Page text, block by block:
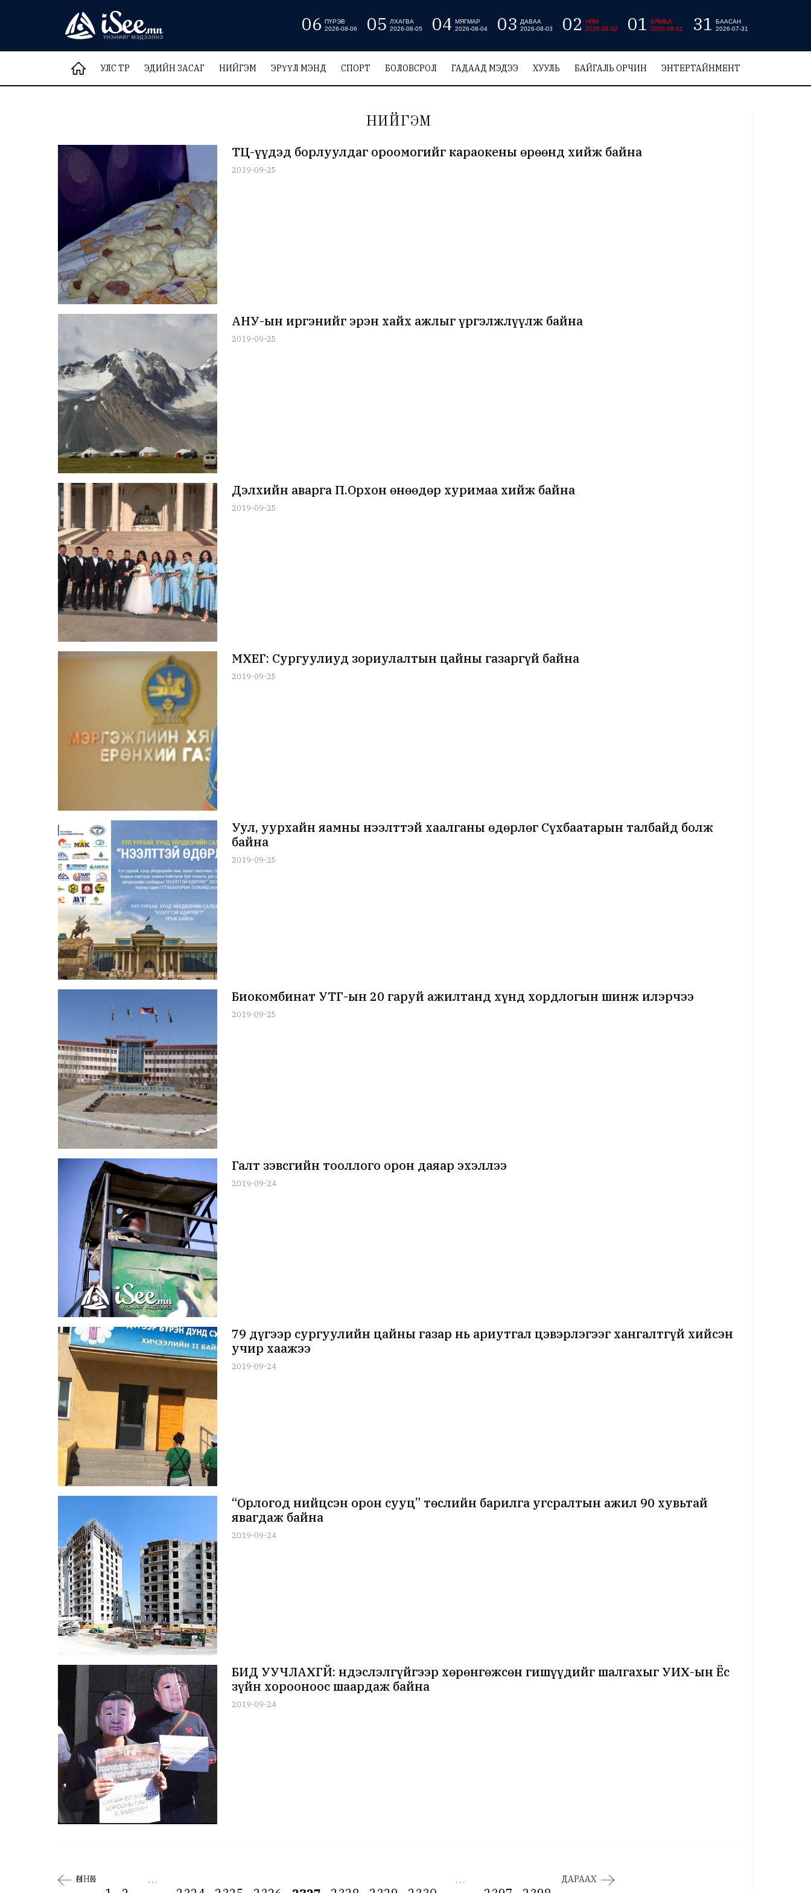
06 ПҮРЭВ
2026-08-06
05
ЛХАГВА
2026-08-05
04 МЯГМАР
2026-08-04
03
ДАВАА
2026-08-03
02
НЯМ
2026-08-02
01
БЯМБА
2026-08-01
31
БААСАН
2026-07-31
УЛС ТӨР ЭДИЙН ЗАСАГ НИЙГЭМ ЭРҮҮЛ МЭНД СПОРТ БОЛОВСРОЛ ГАДААД МЭДЭЭ ХУУЛЬ БАЙГАЛЬ ОРЧИН ЭНТЕРТАЙНМЕНТ
НИЙГЭМ
ТҮЦ-үүдэд борлуулдаг ороомогийг караокены өрөөнд хийж байна
2019-09-25
АНУ-ын иргэнийг эрэн хайх ажлыг үргэлжлүүлж байна
2019-09-25
Дэлхийн аварга П.Орхон өнөөдөр хуримаа хийж байна
2019-09-25
МХЕГ: Сургуулиуд зориулалтын цайны газаргүй байна
2019-09-25
Уул, уурхайн яамны нээлттэй хаалганы өдөрлөг Сүхбаатарын талбайд болж
байна
2019-09-25
Биокомбинат УТҮГ-ын 20 гаруй ажилтанд хүнд хордлогын шинж илэрчээ
2019-09-25
Галт зэвсгийн тооллого орон даяар эхэллээ
2019-09-24
79 дүгээр сургуулийн цайны газар нь ариутгал цэвэрлэгээг хангалтгүй хийсэн
учир хаажээ
2019-09-24
“Орлогод нийцсэн орон сууц” төслийн барилга угсралтын ажил 90 хувьтай
явагдаж байна
2019-09-24
БИД УУЧЛАХГҮЙ: Үндэслэлгүйгээр хөрөнгөжсөн гишүүдийг шалгахыг УИХ-ын Ёс
зүйн хорооноос шаардаж байна
2019-09-24
ӨМНӨХ
…
…
ДАРААХ